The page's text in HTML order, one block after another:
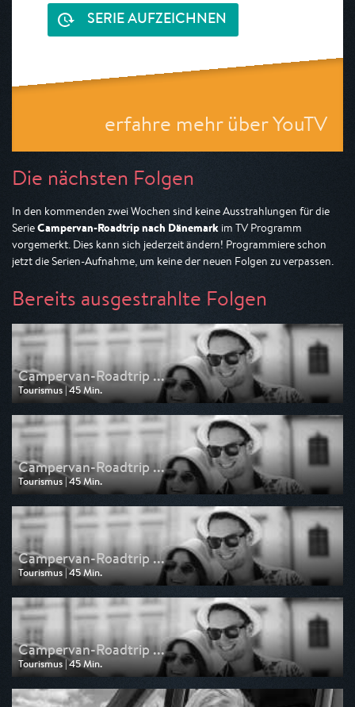
SERIE AUFZEICHNEN
erfahre mehr über YouTV
Die nächsten Folgen
In den kommenden zwei Wochen sind keine Ausstrahlungen für die
SerieCampervan-Roadtrip nach Dänemark im TV Programm
vorgemerkt. Dies kann sich jederzeit ändern! Programmiere schon
jetzt die Serien-Aufnahme, um keine der neuen Folgen zu verpassen.
Bereits ausgestrahlte Folgen
Campervan-Roadtrip ...
Tourismus | 45 Min.
Ausgestrahlt von NDR
am 09.07.2026, 08:15
Campervan-Roadtrip ...
Tourismus | 45 Min.
Ausgestrahlt von NDR
am 04.07.2026, 16:30
Campervan-Roadtrip ...
Tourismus | 45 Min.
Ausgestrahlt von HR
am 24.06.2025, 03:30
Campervan-Roadtrip ...
Tourismus | 45 Min.
Ausgestrahlt von HR
am 21.06.2025, 04:55